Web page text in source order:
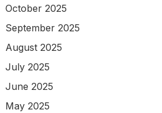
October 2025
September 2025
August 2025
July 2025
June 2025
May 2025